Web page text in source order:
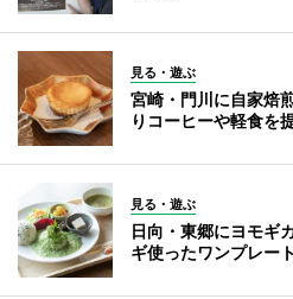
見る・遊ぶ
宮崎・門川に自家焙
りコーヒーや軽食を
見る・遊ぶ
日向・東郷にヨモギ
ギ使ったワンプレー